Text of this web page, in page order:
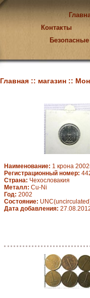
Контакты
Главная :: магазин ::
Наименование: 1 крона
Регистрационный номер:
Страна: Чехословакия
Металл: Cu-Ni
Год: 2002
Состояние:
Дата добавления: